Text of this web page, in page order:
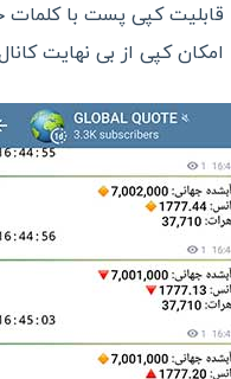
قابلیت کپی پست با
امکان کپی از بی نهایت